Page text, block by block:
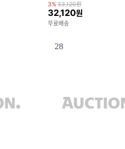
3% 33,120원
32,120원
무료배송
28